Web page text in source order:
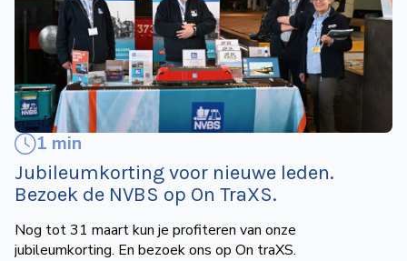
1 min
Jubileumkorting voor nieuwe leden.
Bezoek de NVBS op On TraXS.
Nog tot 31 maart kun je profiteren van onze
jubileumkorting. En bezoek ons op On traXS.